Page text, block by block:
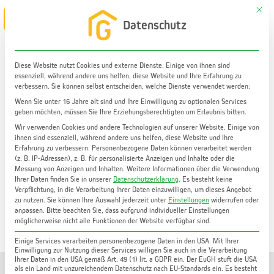
Zum
Inhalt
Unser aktuelles Angebot: Wohnung Mieten Graz
Mit
Datenschutz
Diese Website nutzt Cookies und externe Dienste. Einige von ihnen sind
essenziell, während andere uns helfen, diese Website und Ihre Erfahrung zu
verbessern. Sie können selbst entscheiden, welche Dienste verwendet werden:
Wenn Sie unter 16 Jahre alt sind und Ihre Einwilligung zu optionalen Services
geben möchten, müssen Sie Ihre Erziehungsberechtigten um Erlaubnis bitten.
Wir verwenden Cookies und andere Technologien auf unserer Website. Einige von
ihnen sind essenziell, während andere uns helfen, diese Website und Ihre
Erfahrung zu verbessern. Personenbezogene Daten können verarbeitet werden
(z. B. IP-Adressen), z. B. für personalisierte Anzeigen und Inhalte oder die
Messung von Anzeigen und Inhalten. Weitere Informationen über die Verwendung
Ihrer Daten finden Sie in unserer Datenschutzerklärung. Es besteht keine
Verpflichtung, in die Verarbeitung Ihrer Daten einzuwilligen, um dieses Angebot
zu nutzen. Sie können Ihre Auswahl jederzeit unter Einstellungen widerrufen oder
anpassen. Bitte beachten Sie, dass aufgrund individueller Einstellungen
möglicherweise nicht alle Funktionen der Website verfügbar sind.
Einige Services verarbeiten personenbezogene Daten in den USA. Mit Ihrer
Einwilligung zur Nutzung dieser Services willigen Sie auch in die Verarbeitung
Ihrer Daten in den USA gemäß Art. 49 (1) lit. a GDPR ein. Der EuGH stuft die USA
als ein Land mit unzureichendem Datenschutz nach EU-Standards ein. Es besteht